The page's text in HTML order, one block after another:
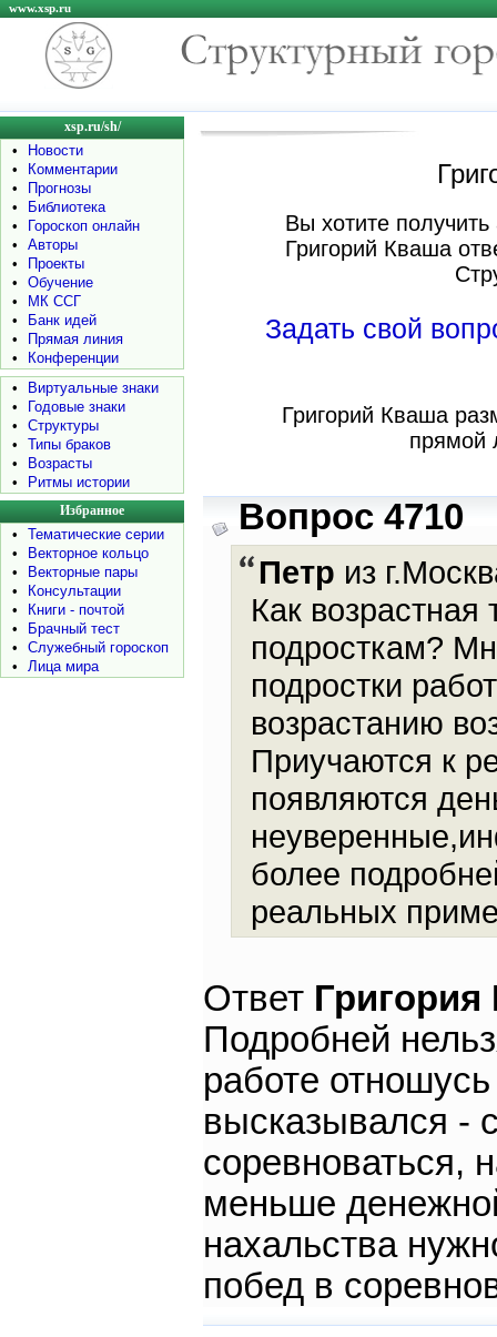
www.xsp.ru
xsp.ru/sh/
•
Новости
•
Комментарии
•
Прогнозы
•
Библиотека
•
Гороскоп онлайн
•
Авторы
•
Проекты
•
Обучение
•
МК ССГ
•
Банк идей
•
Прямая линия
•
Конференции
•
Виртуальные знаки
•
Годовые знаки
•
Структуры
•
Типы браков
•
Возрасты
•
Ритмы истории
Избранное
•
Тематические серии
•
Векторное кольцо
•
Векторные пары
•
Консультации
•
Книги - почтой
•
Брачный тест
•
Служебный гороскоп
•
Лица мира
Вы хотите
Григорий Кваша
Задать свой
Григорий Кваша
прямой
Вопрос 4710
Петр из
Как
подросткам?
подростки
возрастанию
Приучаются к
появляются
более
реальных
Ответ
Подробней
работе
высказывался -
соревноваться,
меньше
нахальства
побед в